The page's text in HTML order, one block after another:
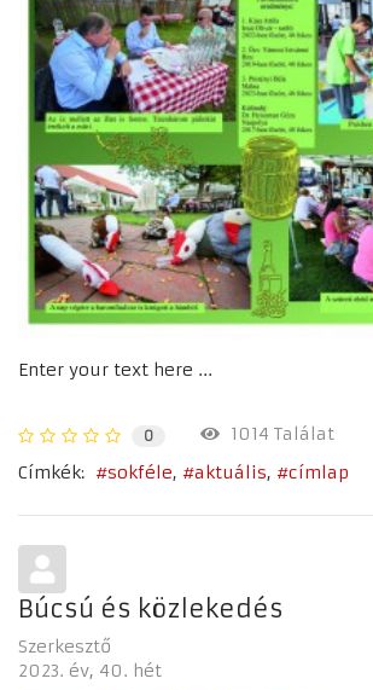
Enter your text here ...
0
1014 Találat
Címkék:
sokféle aktuális címlap
Búcsú és közlekedés
Szerkesztő
2023. év 40. hét